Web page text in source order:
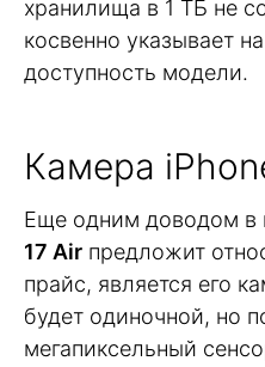
хранилища в 1 ТБ не
косвенно указывает
доступность модели.
Камера
Еще одним доводом в
17 Air предложит
прайс, является его
будет одиночной, но
мегапиксельный